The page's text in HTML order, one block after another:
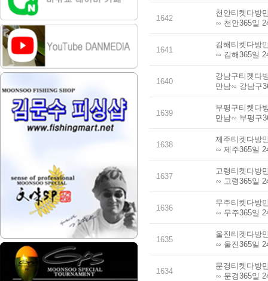
1642
천안티켓다방
∽ 천안365일
1641
김해티켓다방
∽ 김해365일
1640
강남구티켓다
만남∽ 강남구
1639
부평구티켓다
만남∽ 부평구
1638
제주티켓다방
∽ 제주365일
1637
고령티켓다방
∽ 고령365일
1636
무주티켓다방
∽ 무주365일
1635
울진티켓다방
∽ 울진365일
1634
문경티켓다방
∽ 문경365일